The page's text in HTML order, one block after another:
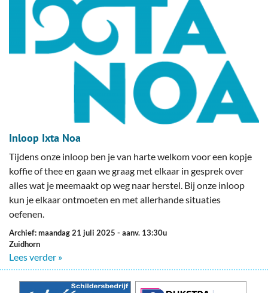
Inloop Ixta Noa
Tijdens onze inloop ben je van harte welkom voor een kopje
koffie of thee en gaan we graag met elkaar in gesprek over
alles wat je meemaakt op weg naar herstel. Bij onze inloop
kun je elkaar ontmoeten en met allerhande situaties
oefenen.
Archief: maandag 21 juli 2025 - aanv. 13:30u
Zuidhorn
Lees verder »